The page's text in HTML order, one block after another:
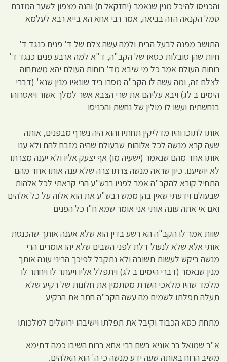
והכניסו להיכל מנין שנאמר (יחזקאל ח) והנה מצפון לשער המזבח
סמל הקנאה הזה בביאה, אמר רבי אחא הא בייא רבא לעלמא
התושב מפנה לבעל הבית ולמה עשה צלם של ד' פנים כנגד ד'
חיות שהן סובלות כסאו של הקב"ה, ד"א למה ארבע פנים כנגד ד'
רוחות העולם אמר כל מי שיבא מד' רוחות העולם יהא משתחוה
לצלם זה, ומה עשה לו הקב"ה מסרו ביד שונאיו מנין שנא' (דברי
הימים ב לג) ויבא עליהם את שרי הצבא אשר למלך אשור ויאסרוהו
בנחשתים ועשו לו מולין של נחשת והכניסו
אותו לתוכו והיו מדליקין תחתיו והוא היה נשרף מבפנים, אותה
שעה קרא מנשה לכל אלוהות שבעולם שהיה מזבח להם ולא ענו
אותו אחד מהם שנאמר (ישעיה מו) אף יצעק אליו ולא יענה מצרתו
לא יושיענו. כיון שראה מנשה צרתו צרה שלא ענה אותו אחד מהם
התחיל קורא להקב"ה אמר לפניו רבש"ע הרי קראתי לכל אלהות
שבעולם וידעתי שאין בהן ממש רבש"ע את הוא אלוה על כל אלהים
ואם אי אתה עונה אותי אני אומר שמא ח"ו כל הפנים
שוות אמר לו הקב"ה הא רשע בדין הוא שלא אענה אותך שהכנסת
אותי אלא שלא לנעול דלת לפני השבים שלא יהו אומרים הרי
מנשה ביקש לעשות תשובה ולא נתקבל לפיכך הריני עונה אותך
מנין שנאמר (דברי הימים ב לג) ויתפלל אליו ויעתר לו ויחתר לו
מלמד שהיו מלאכי השרת מסתמין את חלונות של רקיע שלא
תעלה תפלתו לשמים מה עשה הקב"ה חתר את הרקיע
מתחת כסא הכבוד וקיבל את תפלתו וישיבהו ירושלים למלכותו
א"ר שמואל בר אוניא בשם רבי אחא ברוח השיבו כמה דתימא
משיב הרוח באותה שעה ידע מנשה כי ה' הוא האלהים.